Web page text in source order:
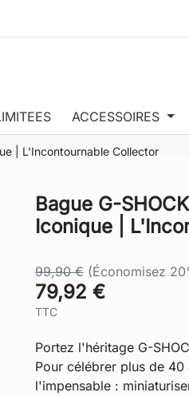
ACCESSOIRES
| L'Incontournable Collector
Bague G-
Iconique |
99,90 € (Économisez
79,92 €
TTC
Portez l'héritage G-
Pour célébrer plus de
l'impensable :